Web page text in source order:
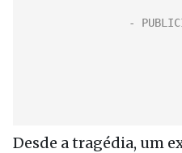
Desde a tragédia, um